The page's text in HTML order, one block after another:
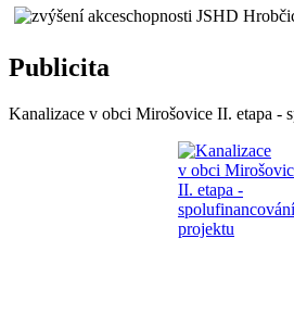
Publicita
Kanalizace v obci Mirošovice II. etapa -